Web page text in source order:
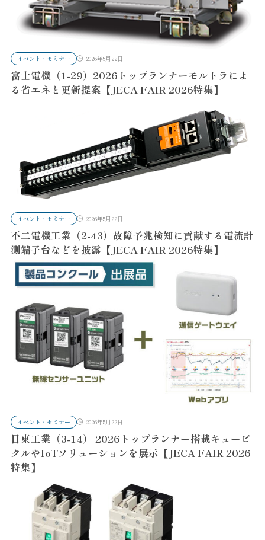
イベント・セミナー 2026年5月22日
富士電機（1-29）2026トップランナーモルトラによ
る省エネと更新提案【JECA FAIR 2026特集】
イベント・セミナー 2026年5月22日
不二電機工業（2-43）故障予兆検知に貢献する電流計
測端子台などを披露【JECA FAIR 2026特集】
イベント・セミナー 2026年5月22日
日東工業（3-14） 2026トップランナー搭載キュービ
クルやIoTソリューションを展示【JECA FAIR 2026
特集】